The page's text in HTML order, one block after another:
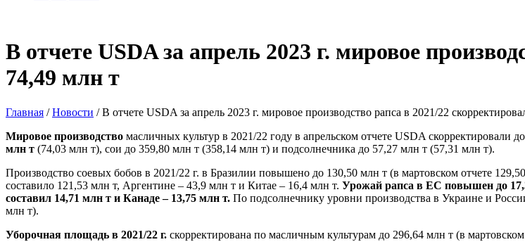
В отчете USDA за апрель 2023 г. мировое
74,49 млн т
Главная /Новости /В отчете USDA за апрель 2023 г. мировое производство рапса в 2021/22
Мировое производство масличных культур в 2021/22 году в апрельском отчете USDA скорректировали
млн т (74,03 млн т), сои до 359,80 млн т (358,14 млн т) и подсолнечника до 57,27 млн т (57,31 млн т).
Производство соевых бобов в 2021/22 г. в Бразилии повышено до 130,50 млн т (в мартовском отчете
составило 121,53 млн т, Аргентине – 43,9 млн т и Китае – 16,4 млн т. Урожай рапса в ЕС повышен до
составил 14,71 млн т и Канаде – 13,75 млн т. По подсолнечнику уровни производства в Украине и
млн т).
Уборочная площадь в 2021/22 г. скорректирована по масличным культурам до 296,64 млн т (в